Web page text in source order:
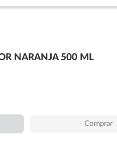
NARANJA 500 ML
Comprar